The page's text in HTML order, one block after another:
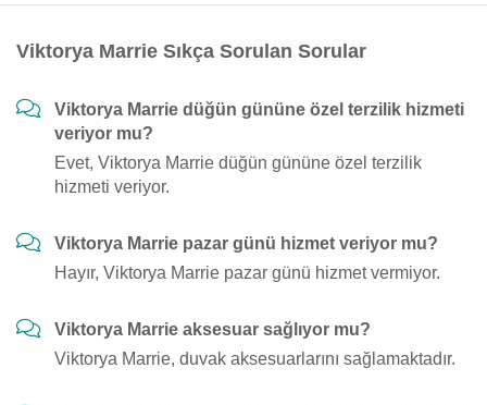
Viktorya Marrie Sıkça Sorulan Sorular
Viktorya Marrie düğün gününe özel terzilik hizmeti
veriyor mu?
Evet, Viktorya Marrie düğün gününe özel terzilik
hizmeti veriyor.
Viktorya Marrie pazar günü hizmet veriyor mu?
Hayır, Viktorya Marrie pazar günü hizmet vermiyor.
Viktorya Marrie aksesuar sağlıyor mu?
Viktorya Marrie, duvak aksesuarlarını sağlamaktadır.